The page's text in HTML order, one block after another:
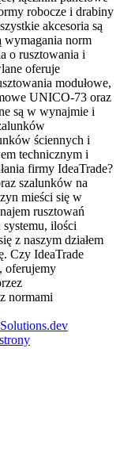
robocze i drabiny
akcesoria są
wymagania norm
o rusztowania i
oferuje
modułowe,
UNICO-73 oraz
są w wynajmie i
ściennych i
technicznym i
firmy IdeaTrade?
szalunków na
mieści się w
rusztowań
ilości
z naszym działem
Czy IdeaTrade
oferujemy
normami